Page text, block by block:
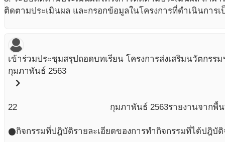
ติดตามประเมินผล และกรอกข้อมูลในโครงการที่ดำเนินการเ
เข้าร่วมประชุมสรุปถอดบทเรียน โครงการส่งเสริมนวัตกรร
กุมภาพันธ์ 2563
chevron_right
22 กุมภาพันธ์ 2563รายงานจากพื้น
circleกิจกรรมที่ปฎิบัติรายละเอียดของการทำกิจกรรมที่ได้ปฎิบัติ